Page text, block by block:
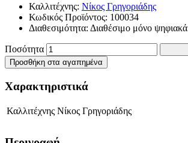
Καλλιτέχνης: Νίκος Γρηγοριάδης
Κωδικός Προϊόντος: 100034
Διαθεσιμότητα: Διαθέσιμο μόνο ψηφιακά
Ποσότητα
Προσθήκη στα αγαπημένα
Χαρακτηριστικά
Καλλιτέχνης Νίκος Γρηγοριάδης